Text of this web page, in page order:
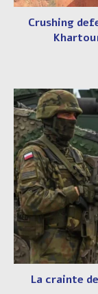
Crushing
La crainte